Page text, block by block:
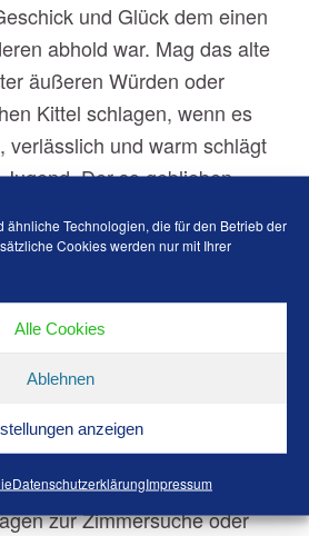
ähnliche Technologien, die für den Betrieb der
Cookies werden nur mit Ihrer
Alle Cookies
Ablehnen
anzeigen
DatenschutzerklärungImpressum
und Glück dem einen
abhold war. Mag das alte
äußeren Würden oder
Kittel schlagen, wenn es
verlässlich und warm schlägt
Der so geblieben,
und daraus verdrängt ihn
Rangordnung.“
– die in wenigen
beschreibt.
Du wissen möchtest,
und was wir für ein Corps
zur Zimmersuche oder